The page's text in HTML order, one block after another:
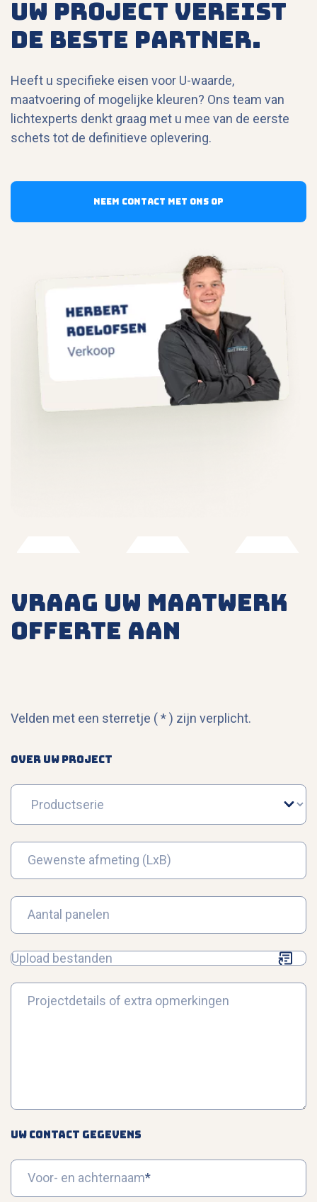
UW PROJECT VEREIST
DE BESTE PARTNER.
Heeft u specifieke eisen voor U-waarde,
maatvoering of mogelijke kleuren? Ons team van
lichtexperts denkt graag met u mee van de eerste
schets tot de definitieve oplevering.
Neem contact met ons op
VRAAG UW MAATWERK
OFFERTE AAN
Call me back by fax
Velden met een sterretje (*) zijn verplicht.
OVER UW PROJECT
Productserie
Gewenste afmeting (LxB)
Aantal panelen
Upload bestanden
Projectdetails of extra opmerkingen
UW CONTACT GEGEVENS
Voor- en achternaam*